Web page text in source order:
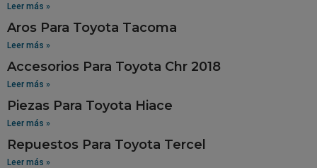
Leer más »
Aros Para Toyota Tacoma
Leer más »
Accesorios Para Toyota Chr 2018
Leer más »
Piezas Para Toyota Hiace
Leer más »
Repuestos Para Toyota Tercel
Leer más »